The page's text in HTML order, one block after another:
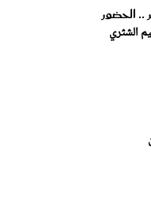
.. الحضور
الشثري